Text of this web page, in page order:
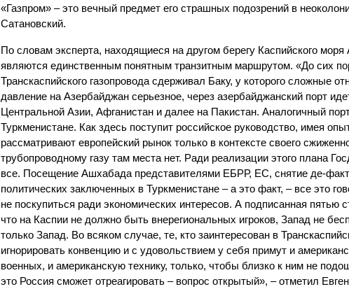
«Газпром» – это вечный предмет его страшных подозрений в
Сатановский.
По словам эксперта, находящиеся на другом берегу Каспийского моря
являются единственным понятным транзитным маршрутом. «До сих
Транскаспийского газопровода сдерживал Баку, у которого сложные
давление на Азербайджан серьезное, через азербайджанский порт
Центральной Азии, Афганистан и далее на Пакистан. Аналогичный
Туркменистане. Как здесь поступит российское руководство, имея
рассматривают европейский рынок только в контексте своего
трубопроводному газу там места нет. Ради реализации этого плана
все. Посещение Ашхабада представителями ЕБРР, ЕС, снятие де-
политических заключенных в Туркменистане – а это факт, – все это
не поскупиться ради экономических интересов. А подписанная пятью
что на Каспии не должно быть внерегиональных игроков, Запад не
только Запад. Во всяком случае, те, кто заинтересован в
игнорировать конвенцию и с удовольствием у себя примут и
военных, и американскую технику, только, чтобы близко к ним не
это Россия сможет отреагировать – вопрос открытый», – отметил